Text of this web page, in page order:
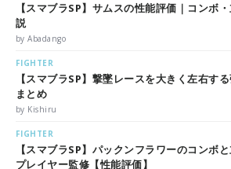
【スマブラSP】サムスの性能評価｜コンボ
説
by Abadango
FIGHTER
【スマブラSP】撃墜レースを大きく左右す
まとめ
by Kishiru
FIGHTER
【スマブラSP】パックンフラワーのコンボ
プレイヤー監修【性能評価】